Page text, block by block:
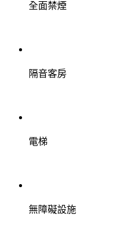
全面禁煙
隔音客房
電梯
無障礙設施